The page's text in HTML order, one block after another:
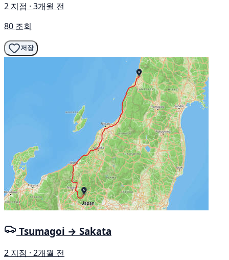
2 지점 · 3개월 전
80 조회
저장
Tsumagoi → Sakata
2 지점 · 2개월 전